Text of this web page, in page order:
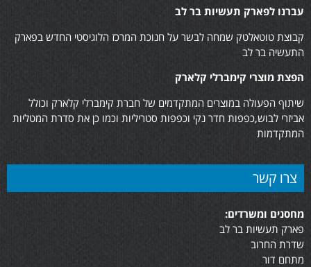
עברנו לפארק תעשיות בר לב
קבוצת טוטאלטק שמחה לבשר על חנוכת המרכז הלוגיסטי החדש בפארק
התעשיה בר לב
הפצת מוצרי קימברלי קלארק
שיתוף הפעולה במוצרים המתקדמים של חברת קימברלי קלארק וכולל
אביזרי לבוש,כפפות חדר נקי וכפפות סטריליות וכמו כן את סדרת המטליות
המתקדמות
צרו קשר
מחסנים ומשרדים:
פארק תעשיות בר לב
שדרת החרוב
מתחם דור